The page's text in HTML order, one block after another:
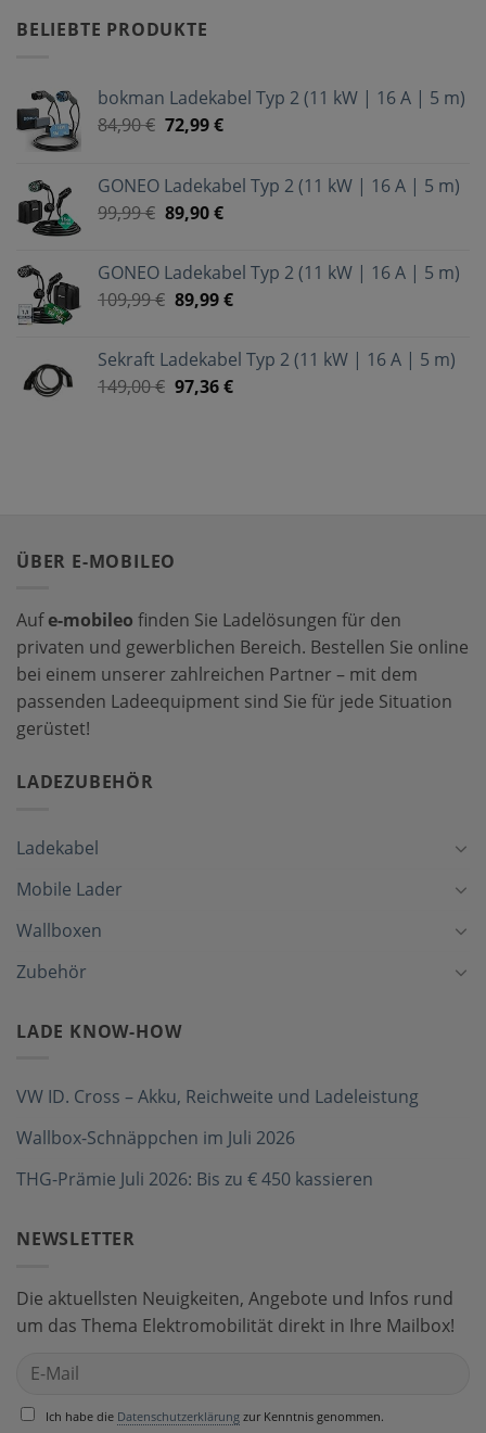
BELIEBTE PRODUKTE
bokman Ladekabel Typ 2 (11 kW | 16 A | 5 m)
84,90€ 72,99€
GONEO Ladekabel Typ 2 (11 kW | 16 A | 5 m)
99,99€ 89,90€
GONEO Ladekabel Typ 2 (11 kW | 16 A | 5 m)
109,99€ 89,99€
Sekraft Ladekabel Typ 2 (11 kW | 16 A | 5 m)
149,00€ 97,36€
ÜBER E-MOBILEO
Aufe-mobileo finden Sie Ladelösungen für den
privaten und gewerblichen Bereich. Bestellen Sie online
bei einem unserer zahlreichen Partner – mit dem
passenden Ladeequipment sind Sie für jede Situation
gerüstet!
LADEZUBEHÖR
Ladekabel
Mobile Lader
Wallboxen
Zubehör
LADE KNOW-HOW
VW ID. Cross – Akku, Reichweite und Ladeleistung
Wallbox-Schnäppchen im Juli 2026
THG-Prämie Juli 2026: Bis zu € 450 kassieren
NEWSLETTER
Die aktuellsten Neuigkeiten, Angebote und Infos rund
um das Thema Elektromobilität direkt in Ihre Mailbox!
Ich habe die Datenschutzerklärungzur Kenntnis genommen.